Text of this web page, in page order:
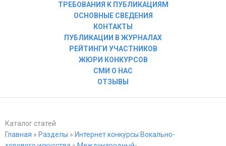
ТРЕБОВАНИЯ К ПУБЛИКАЦИЯМ
ОСНОВНЫЕ СВЕДЕНИЯ
КОНТАКТЫ
ПУБЛИКАЦИИ В ЖУРНАЛАХ
РЕЙТИНГИ УЧАСТНИКОВ
ЖЮРИ КОНКУРСОВ
СМИ О НАС
ОТЗЫВЫ
Каталог статей
Главная » Разделы » Интернет конкурсы Вокально-